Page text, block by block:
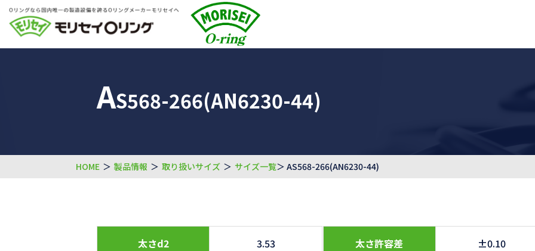
AS568-266(AN6230-44)
HOME ＞ 製品情報 ＞ 取り扱いサイズ ＞ サイズ一覧＞ AS568-266(AN6230-44)
太さd2 3.53 太さ許容差 ±0.10